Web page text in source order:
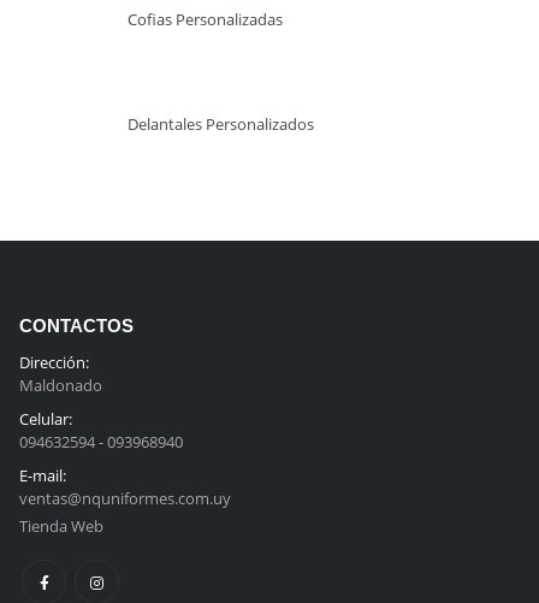
Cofias Personalizadas
Delantales Personalizados
CONTACTOS
Dirección:
Maldonado
Celular:
094632594 - 093968940
E-mail:
ventas@nquniformes.com.uy
Tienda Web